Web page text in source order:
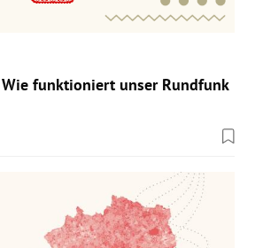
Wie funktioniert unser Rundfunk